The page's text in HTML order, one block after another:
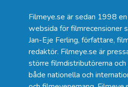
Filmeye.se är sedan 1998
websida för filmrecensioner
Jan-Eje Ferling, författare,
redaktör. Filmeye.se är
större filmdistributörerna
både nationella och